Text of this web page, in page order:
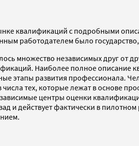
квалификаций с подробными
работодателем было
множество независимых друг от
Наиболее полное описание
этапы развития профессионала.
тех, которые лежат в основе
центры оценки
и действует фактически в